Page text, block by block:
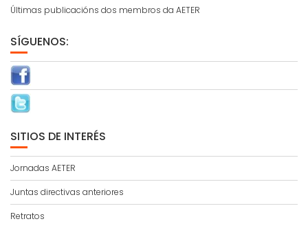
Últimas publicacións dos membros da AETER
SÍGUENOS:
SITIOS DE INTERÉS
Jornadas AETER
Juntas directivas anteriores
Retratos